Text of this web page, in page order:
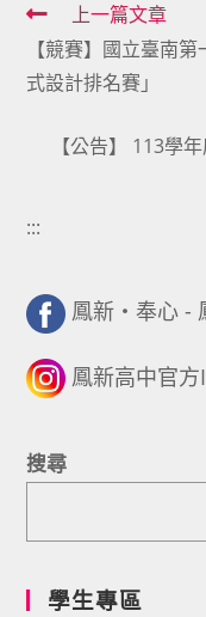
Read
more
articles
上一篇文章
【競賽】國立臺南
式設計排名賽」
【公告】 113學
:::
鳳新・奉心 -
鳳新高中官
搜尋
學生專區